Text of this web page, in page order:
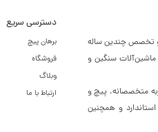
و تخصص چندین ساله
ماشین‌آلات سنگین و
متخصصانه، پیچ و
و همچنین
دسترسی سریع
برهان پیچ
فروشگاه
وبلاگ
ارتباط با ما